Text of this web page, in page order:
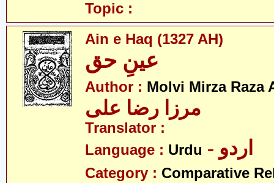
Topic :
Ain e Haq (1327 AH)
عینِ حق
Author : Molvi Mirza Raza
مرزا رضا علی
Translator :
Language : Urdu - اردو
Category : Comparative